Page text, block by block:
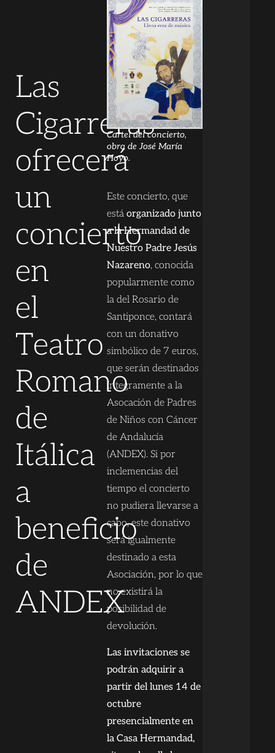
Las
Cigarreras
ofrecerá
un
concierto
en
el
Teatro
Romano
de
Itálica
a
beneficio
de
ANDEX
Cartel del concierto,
obra de José María
Hoyo.
Este concierto, que
está organizado junto
a la Hermandad de
Nuestro Padre Jesús
Nazareno, conocida
popularmente como
la del Rosario de
Santiponce, contará
con un donativo
simbólico de 7 euros,
que serán destinados
íntegramente a la
Asocación de Padres
de Niños con Cáncer
de Andalucía
(ANDEX). Si por
inclemencias del
tiempo el concierto
no pudiera llevarse a
cabo, este donativo
será igualmente
destinado a esta
Asociación, por lo que
no existirá la
posibilidad de
devolución.
Las invitaciones se
podrán adquirir a
partir del lunes 14 de
octubre
presencialmente en
la Casa Hermandad,